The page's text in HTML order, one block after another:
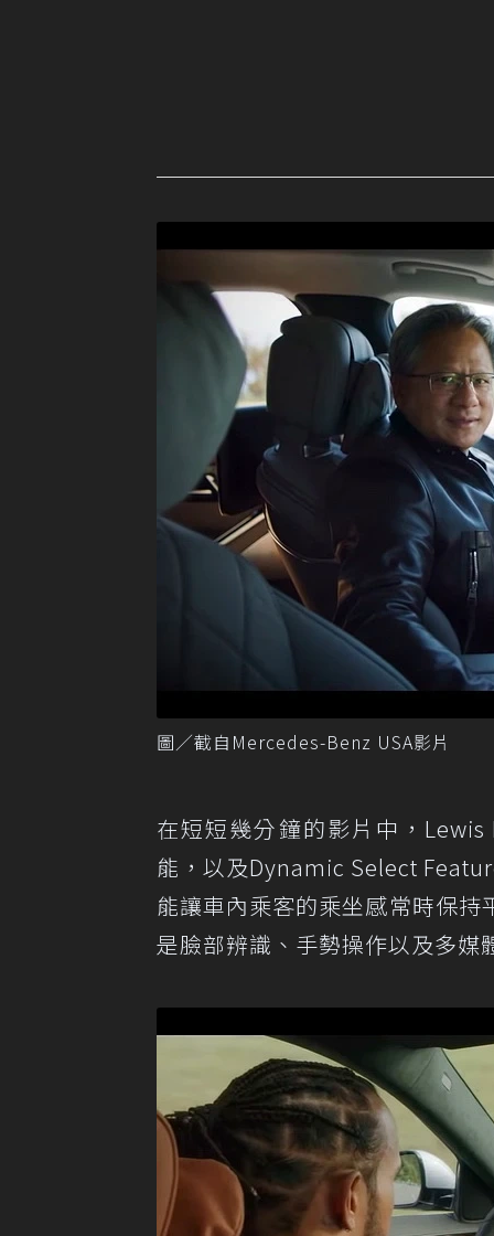
圖／截自Mercedes-Benz USA影片
在短短幾分鐘的影片中，
能，以及Dynamic Select
能讓車內乘客的乘坐感常時保
是臉部辨識、手勢操作以及多媒